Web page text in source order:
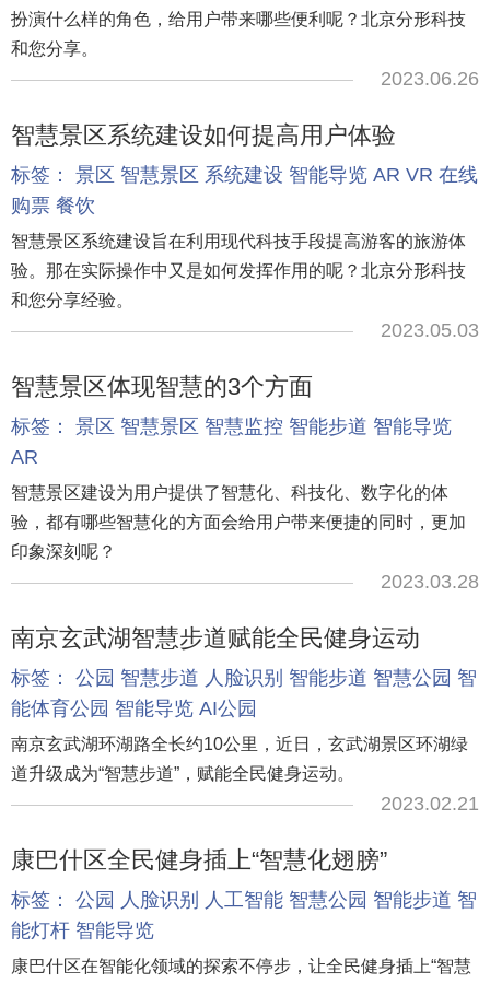
扮演什么样的角色，给用户带来哪些便利呢？北京分形科技
和您分享。
2023.06.26
智慧景区系统建设如何提高用户体验
标签： 景区 智慧景区 系统建设 智能导览 AR VR 在线
购票 餐饮
智慧景区系统建设旨在利用现代科技手段提高游客的旅游体
验。那在实际操作中又是如何发挥作用的呢？北京分形科技
和您分享经验。
2023.05.03
智慧景区体现智慧的3个方面
标签： 景区 智慧景区 智慧监控 智能步道 智能导览
AR
智慧景区建设为用户提供了智慧化、科技化、数字化的体
验，都有哪些智慧化的方面会给用户带来便捷的同时，更加
印象深刻呢？
2023.03.28
南京玄武湖智慧步道赋能全民健身运动
标签： 公园 智慧步道 人脸识别 智能步道 智慧公园 智
能体育公园 智能导览 AI公园
南京玄武湖环湖路全长约10公里，近日，玄武湖景区环湖绿
道升级成为“智慧步道”，赋能全民健身运动。
2023.02.21
康巴什区全民健身插上“智慧化翅膀”
标签： 公园 人脸识别 人工智能 智慧公园 智能步道 智
能灯杆 智能导览
康巴什区在智能化领域的探索不停步，让全民健身插上“智慧